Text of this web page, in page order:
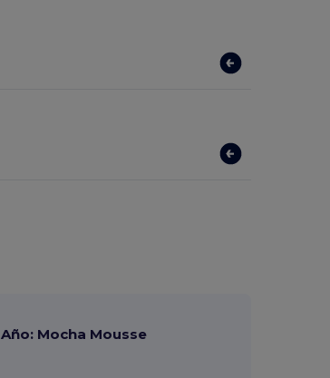
Mocha Mousse